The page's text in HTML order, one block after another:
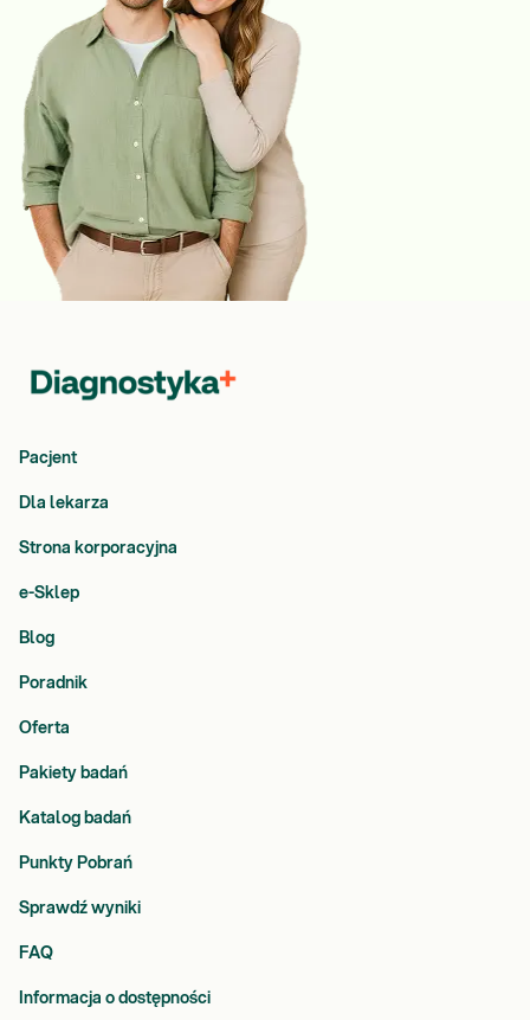
Pacjent
Dla lekarza
Strona korporacyjna
e-Sklep
Blog
Poradnik
Oferta
Pakiety badań
Katalog badań
Punkty Pobrań
Sprawdź wyniki
FAQ
Informacja o dostępności